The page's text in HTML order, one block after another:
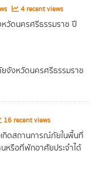
4 recent views
วัดนครศรีธรรมราช ปี
จังหวัดนครศรีธรรมราช
16 recent views
กิดสถานการณ์ภัยในพื้นที่
หรือที่พักอาศัยประจำได้